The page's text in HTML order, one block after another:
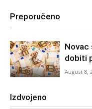
Preporučeno
Novac
dobiti
August 8,
Izdvojeno